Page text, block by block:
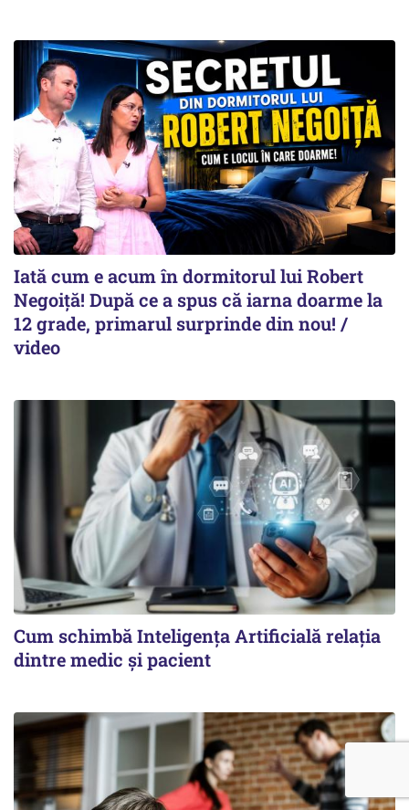
Iată cum e acum în dormitorul lui Robert
Negoiță! După ce a spus că iarna doarme la
12 grade, primarul surprinde din nou! /
video
Cum schimbă Inteligența Artificială relația
dintre medic și pacient